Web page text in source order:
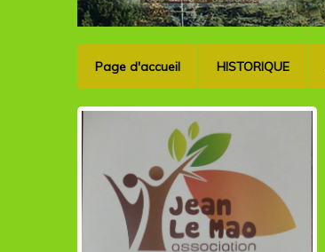
Page d'accueil HISTORIQUE